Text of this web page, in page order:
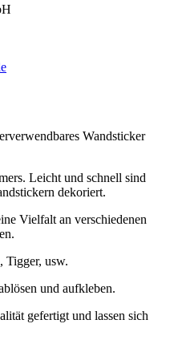
Wandsticker
Leicht und schnell sind
dekoriert.
Vielfalt an verschiedenen
Tigger, usw.
und aufkleben.
gefertigt und lassen sich